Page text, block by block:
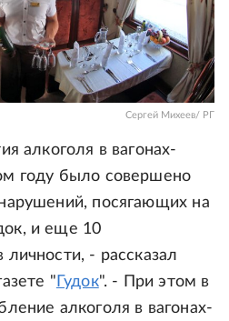
Сергей Михеев/ РГ
алкоголя в вагонах-
году было совершено
посягающих на
и еще 10
- рассказал
" Гудок". - При этом в
алкоголя в вагонах-